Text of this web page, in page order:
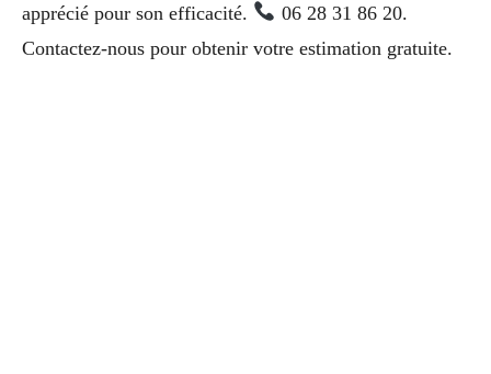
apprécié pour son efficacité.
06 28 31 86 20.
Contactez-nous pour obtenir votre estimation gratuite.